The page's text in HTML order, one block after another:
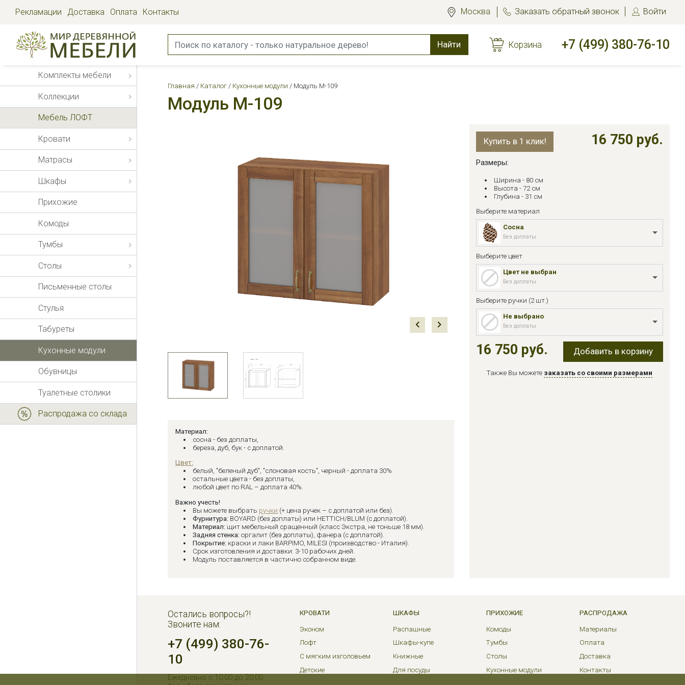
Рекламации Доставка Оплата Контакты Москва Заказать обратный звонок Войти
Найти Корзина +7 (499) 380-76-10
Комплекты мебели
Коллекции
Мебель ЛОФТ
Кровати
Матрасы
Шкафы
Прихожие
Комоды
Тумбы
Столы
Письменные столы
Стулья
Табуреты
Кухонные модули
Обувницы
Туалетные столики
Распродажа со склада
Главная Каталог Кухонные модули Модуль М-109
Модуль М-109
Материал:
сосна - без доплаты,
береза, дуб, бук - с доплатой.
Цвет:
белый, "беленый дуб", "слоновая кость", черный - доплата 30%
остальные цвета - без доплаты,
любой цвет по RAL – доплата 40%.
Важно учесть!
Вы можете выбрать ручки (+ цена ручек – с доплатой или без).
Фурнитура: BOYARD (без доплаты) или HETTICH/BLUM (с доплатой).
Материал: щит мебельный сращенный (класс Экстра, не тоньше 18 мм).
Задняя стенка: оргалит (без доплаты), фанера (с доплатой).
Покрытие: краски и лаки BARPIMO, MILESI (производство - Италия).
Срок изготовления и доставки: 3-10 рабочих дней.
Модуль поставляется в частично собранном виде.
Купить в 1 клик! 16 750 руб.
Размеры:
Ширина - 80 см
Высота - 72 см
Глубина - 31 см
Выберите материал
Сосна
Без доплаты
Выберите цвет
Цвет не выбран
Без доплаты
Выберите ручки (2 шт.)
Не выбрано
Без доплаты
16 750 руб. Добавить в корзину
Также Вы можете заказать со своими размерами
Остались вопросы?!
Звоните нам:
+7 (499) 380-76-
10
Ежедневно с 10:00 до 20:00
КРОВАТИ
Эконом
Лофт
С мягким изголовьем
Детские
ШКАФЫ
Распашные
Шкафы-купе
Книжные
Для посуды
ПРИХОЖИЕ
Комоды
Тумбы
Столы
Кухонные модули
РАСПРОДАЖА
Материалы
Оплата
Доставка
Контакты